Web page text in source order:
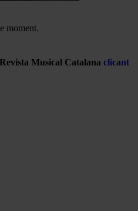
moment.
Musical Catalana clicant